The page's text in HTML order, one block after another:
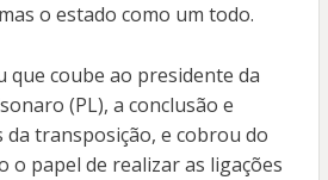
o estado como um todo.
que coube ao presidente da
(PL), a conclusão e
transposição, e cobrou do
o papel de realizar as ligações